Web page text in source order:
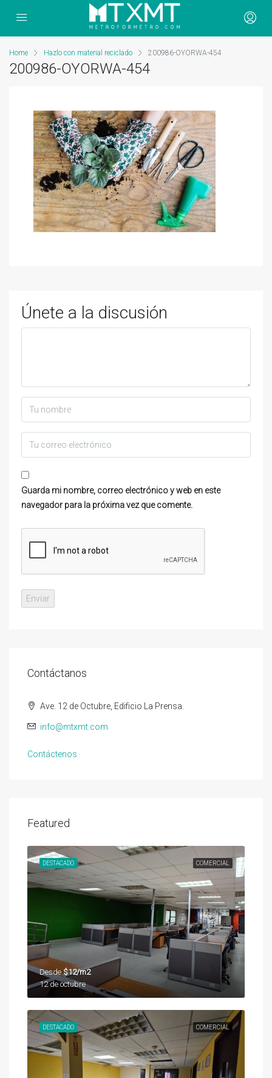
Home Hazlo con material reciclado 200986-OYORWA-454
200986-OYORWA-454
Únete a la discusión
Guarda mi nombre, correo electrónico y web en este
navegador para la próxima vez que comente.
Contáctanos
Ave. 12 de Octubre, Edificio La Prensa.
info@mtxmt.com
Contáctenos
Featured
COMERCIAL
DESTACADO
Desde$12/m2
12 de octubre
COMERCIAL
DESTACADO